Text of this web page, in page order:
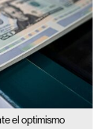
el optimismo